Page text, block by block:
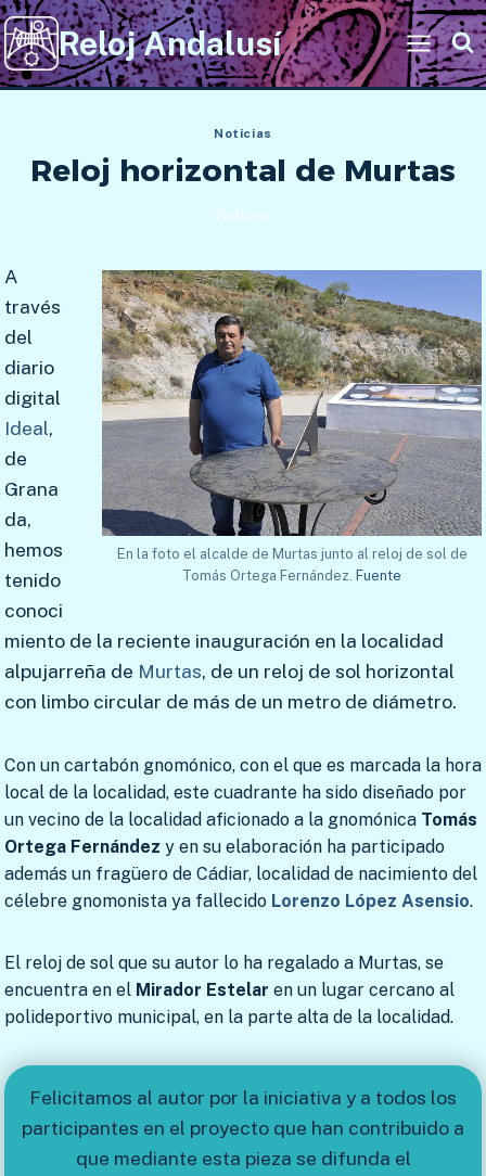
Saltar
al
contenido
Reloj Andalusí
Noticias
Reloj horizontal de Murtas
Noticias
En la foto el alcalde de Murtas junto al reloj de sol de
Tomás Ortega Fernández. Fuente
A
través
del
diario
digital
Ideal,
de
Grana
da,
hemos
tenido
conoci
miento de la reciente inauguración en la localidad
alpujarreña de Murtas, de un reloj de sol horizontal
con limbo circular de más de un metro de diámetro.
Con un cartabón gnomónico, con el que es marcada la hora
local de la localidad, este cuadrante ha sido diseñado por
un vecino de la localidad aficionado a la gnomónica Tomás
Ortega Fernández y en su elaboración ha participado
además un fragüero de Cádiar, localidad de nacimiento del
célebre gnomonista ya fallecido Lorenzo López Asensio.
El reloj de sol que su autor lo ha regalado a Murtas, se
encuentra en el Mirador Estelar en un lugar cercano al
polideportivo municipal, en la parte alta de la localidad.
Felicitamos al autor por la iniciativa y a todos los
participantes en el proyecto que han contribuido a
que mediante esta pieza se difunda el